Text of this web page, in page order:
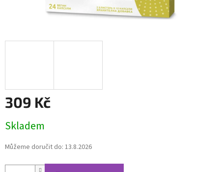
309 Kč
cena:
Skladem
Můžeme doručit do: 13.8.2026